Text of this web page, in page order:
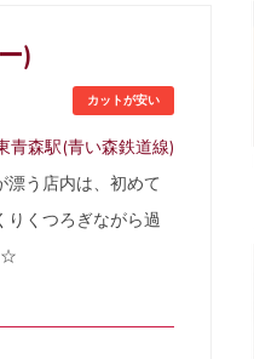
)
カットが安い
青森駅(青い森鉄道線)
う店内は、初めて
りくつろぎながら過
☆